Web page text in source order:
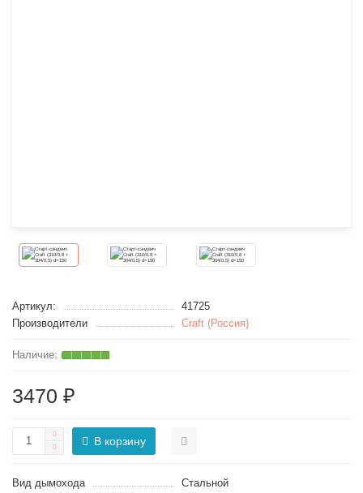
Артикул:
41725
Производители
Craft (Россия)
3470 ₽
В корзину
Вид дымохода
Стальной